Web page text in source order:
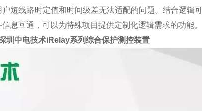
短线路时定值和时间级差无法适配的问题。结合逻辑
息互通，可以为特殊项目提供定制化逻辑需求的功能。
圳中电技术iRelay系列综合保护测控装置